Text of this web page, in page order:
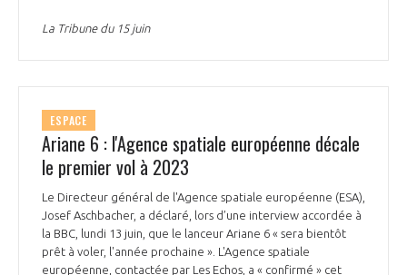
La Tribune du 15 juin
ESPACE
Ariane 6 : l'Agence spatiale européenne décale
le premier vol à 2023
Le Directeur général de l'Agence spatiale européenne (ESA),
Josef Aschbacher, a déclaré, lors d’une interview accordée à
la BBC, lundi 13 juin, que le lanceur Ariane 6 « sera bientôt
prêt à voler, l'année prochaine ». L'Agence spatiale
européenne, contactée par Les Echos, a « confirmé » cet